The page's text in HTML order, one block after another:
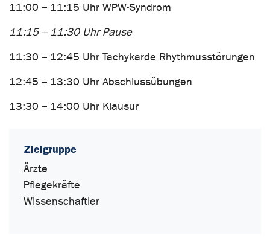
11:00 – 11:15 Uhr WPW-Syndrom
11:15 – 11:30 Uhr Pause
11:30 – 12:45 Uhr Tachykarde Rhythmusstörungen
12:45 – 13:30 Uhr Abschlussübungen
13:30 – 14:00 Uhr Klausur
Zielgruppe
Ärzte
Pflegekräfte
Wissenschaftler